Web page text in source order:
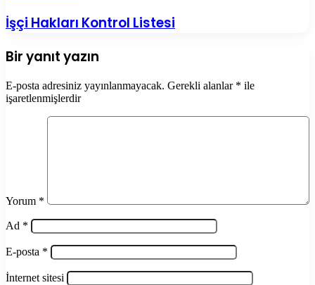
İşçi Hakları Kontrol Listesi
Bir yanıt yazın
E-posta adresiniz yayınlanmayacak. Gerekli alanlar * ile
işaretlenmişlerdir
Yorum *
Ad *
E-posta *
İnternet sitesi